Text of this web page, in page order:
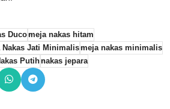
Ducomeja nakas hitam
Nakas Jati Minimalismeja nakas minimalis
Putihnakas jepara